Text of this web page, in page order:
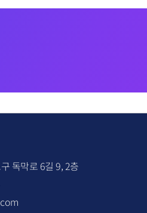
독막로 6길 9, 2층